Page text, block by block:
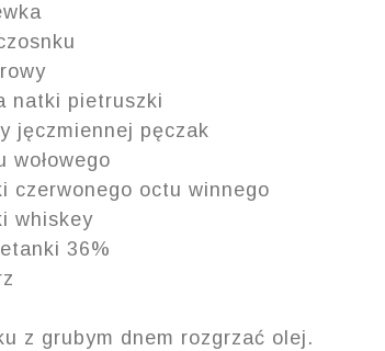
natki pietruszki
jęczmiennej pęczak
wołowego
czerwonego octu winnego
whiskey
36%
z grubym dnem rozgrzać olej.